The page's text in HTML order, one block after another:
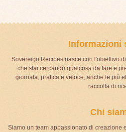
Informazioni
Sovereign Recipes nasce con l'obiettivo
che stai cercando qualcosa da fare e
giornata, pratica e veloce, anche le più
raccolta di
Chi
Siamo un team appassionato di creazione